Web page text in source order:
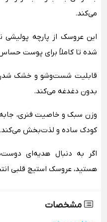
می‌کند.
این عروسک از پارچه
شده تا کاملاً برای پوست
قابلیت شست‌وشو و خشک شدن
بدون دغدغه می‌کند.
وزن سبک و خاصیت فنری،
کودک ساده و لذت‌بخش می‌کند.
اگر به دنبال هدیه‌ای
هستید، عروسک استیچ قلبی
مشخصات